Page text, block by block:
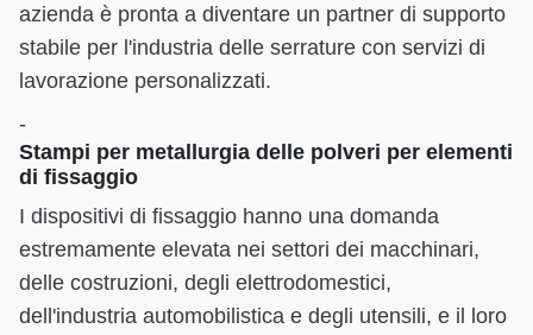
azienda è pronta a diventare un partner di supporto
stabile per l'industria delle serrature con servizi di
lavorazione personalizzati.
-
Stampi per metallurgia delle polveri per elementi
di fissaggio
I dispositivi di fissaggio hanno una domanda
estremamente elevata nei settori dei macchinari,
delle costruzioni, degli elettrodomestici,
dell'industria automobilistica e degli utensili, e il loro